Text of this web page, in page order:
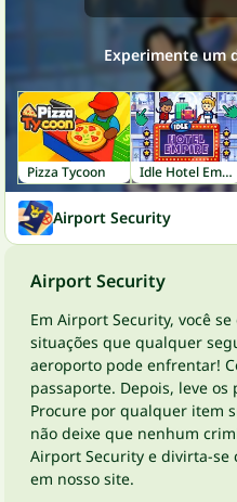
Experimente um
Pizza Tycoon Idle Hotel Empire
Airport Security
Airport Security
Em Airport Security, você
situações que qualquer
aeroporto pode enfrentar!
passaporte. Depois, leve
Procure por qualquer item
não deixe que nenhum
Airport Security e divirta-se
em nosso site.